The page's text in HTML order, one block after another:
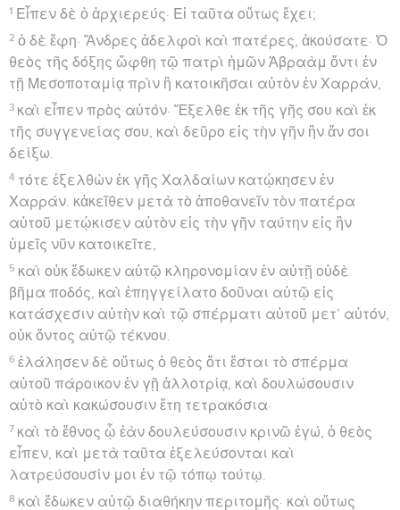
1 Εἶπεν δὲ ὁ ἀρχιερεύς· Εἰ ταῦτα οὕτως ἔχει;
2 ὁ δὲ ἔφη· Ἄνδρες ἀδελφοὶ καὶ πατέρες, ἀκούσατε· Ὁ
θεὸς τῆς δόξης ὤφθη τῷ πατρὶ ἡμῶν Ἀβραὰμ ὄντι ἐν
τῇ Μεσοποταμίᾳ πρὶν ἢ κατοικῆσαι αὐτὸν ἐν Χαρράν,
3 καὶ εἶπεν πρὸς αὐτόν· Ἔξελθε ἐκ τῆς γῆς σου καὶ ἐκ
τῆς συγγενείας σου, καὶ δεῦρο εἰς τὴν γῆν ἣν ἄν σοι
δείξω.
4 τότε ἐξελθὼν ἐκ γῆς Χαλδαίων κατῴκησεν ἐν
Χαρράν. κἀκεῖθεν μετὰ τὸ ἀποθανεῖν τὸν πατέρα
αὐτοῦ μετῴκισεν αὐτὸν εἰς τὴν γῆν ταύτην εἰς ἣν
ὑμεῖς νῦν κατοικεῖτε,
5 καὶ οὐκ ἔδωκεν αὐτῷ κληρονομίαν ἐν αὐτῇ οὐδὲ
βῆμα ποδός, καὶ ἐπηγγείλατο δοῦναι αὐτῷ εἰς
κατάσχεσιν αὐτὴν καὶ τῷ σπέρματι αὐτοῦ μετ’ αὐτόν,
οὐκ ὄντος αὐτῷ τέκνου.
6 ἐλάλησεν δὲ οὕτως ὁ θεὸς ὅτι ἔσται τὸ σπέρμα
αὐτοῦ πάροικον ἐν γῇ ἀλλοτρίᾳ, καὶ δουλώσουσιν
αὐτὸ καὶ κακώσουσιν ἔτη τετρακόσια·
7 καὶ τὸ ἔθνος ᾧ ἐὰν δουλεύσουσιν κρινῶ ἐγώ, ὁ θεὸς
εἶπεν, καὶ μετὰ ταῦτα ἐξελεύσονται καὶ
λατρεύσουσίν μοι ἐν τῷ τόπῳ τούτῳ.
8 καὶ ἔδωκεν αὐτῷ διαθήκην περιτομῆς· καὶ οὕτως